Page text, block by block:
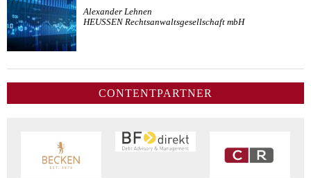
Alexander Lehnen
HEUSSEN Rechtsanwaltsgesellschaft mbH
CONTENTPARTNER